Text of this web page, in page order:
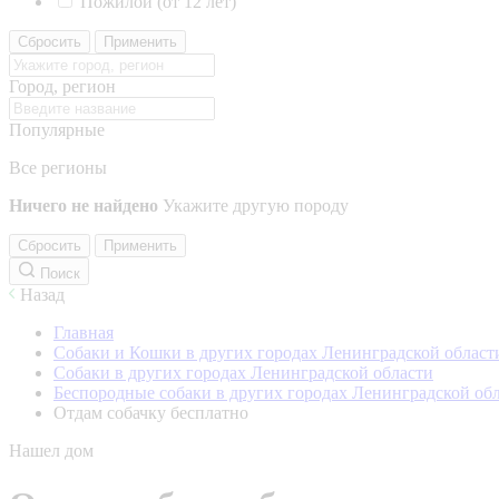
Сбросить Применить
Город, регион
Популярные
Все регионы
Ничего не найдено Укажите другую породу
Сбросить
Применить
Поиск
Назад
Главная
Собаки и Кошки в других городах Ленинградской
Собаки в других городах Ленинградской области
Беспородные собаки в других городах Ленинградской
Отдам собачку бесплатно
Нашел дом